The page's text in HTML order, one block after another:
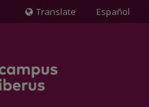
Icona
Translate Español